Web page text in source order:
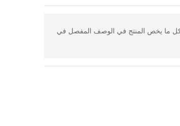
ما يخص المنتج في الوصف المفصل في